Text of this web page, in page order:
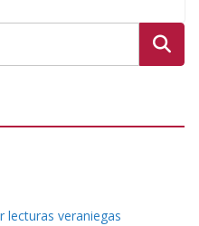
lecturas veraniegas